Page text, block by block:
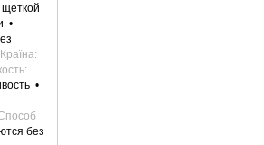
щеткой
Країна
без